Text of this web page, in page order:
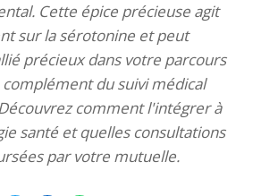
Cette épice précieuse agit
sur la sérotonine et peut
précieux dans votre parcours
du suivi médical
comment l'intégrer à
santé et quelles consultations
par votre mutuelle.